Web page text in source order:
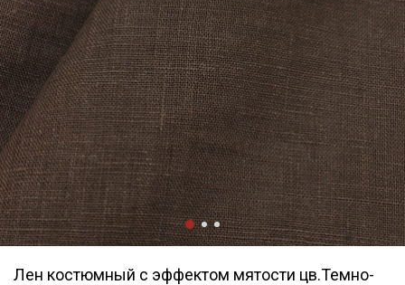
Лен костюмный с эффектом мятости цв.Темно-